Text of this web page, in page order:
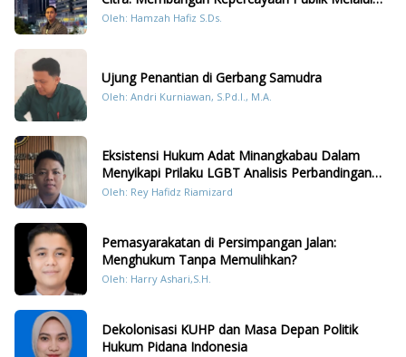
Konten Humanis Kesiapsiagaan Bencana di
Oleh: Hamzah Hafiz S.Ds.
Ujung Penantian di Gerbang Samudra
Oleh: Andri Kurniawan, S.Pd.I., M.A.
Eksistensi Hukum Adat Minangkabau Dalam
Menyikapi Prilaku LGBT Analisis Perbandingan
Dengan Hukum Pidana
Oleh: Rey Hafidz Riamizard
Pemasyarakatan di Persimpangan Jalan:
Menghukum Tanpa Memulihkan?
Oleh: Harry Ashari,S.H.
Dekolonisasi KUHP dan Masa Depan Politik
Hukum Pidana Indonesia